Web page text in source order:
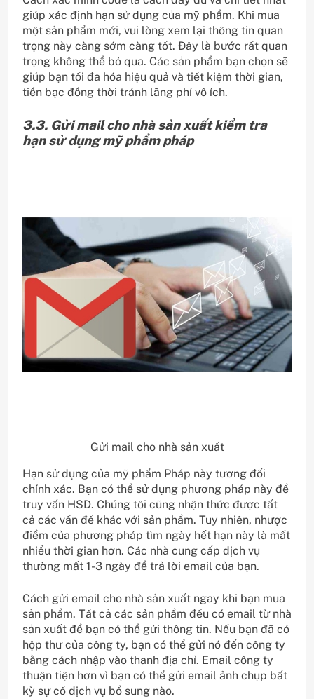
giúp xác định hạn sử dụng của mỹ phẩm. Khi mua
một sản phẩm mới, vui lòng xem lại thông tin quan
trọng này càng sớm càng tốt. Đây là bước rất quan
trọng không thể bỏ qua. Các sản phẩm bạn chọn sẽ
giúp bạn tối đa hóa hiệu quả và tiết kiệm thời gian,
tiền bạc đồng thời tránh lãng phí vô ích.
3.3. Gửi mail cho nhà sản xuất kiểm tra
hạn sử dụng mỹ phẩm pháp
Gửi mail cho nhà sản xuất
Hạn sử dụng của mỹ phẩm Pháp này tương đối
chính xác. Bạn có thể sử dụng phương pháp này để
truy vấn HSD. Chúng tôi cũng nhận thức được tất
cả các vấn đề khác với sản phẩm. Tuy nhiên, nhược
điểm của phương pháp tìm ngày hết hạn này là mất
nhiều thời gian hơn. Các nhà cung cấp dịch vụ
thường mất 1-3 ngày để trả lời email của bạn.
Cách gửi email cho nhà sản xuất ngay khi bạn mua
sản phẩm. Tất cả các sản phẩm đều có email từ nhà
sản xuất để bạn có thể gửi thông tin. Nếu bạn đã có
hộp thư của công ty, bạn có thể gửi nó đến công ty
bằng cách nhập vào thanh địa chỉ. Email công ty
thuận tiện hơn vì bạn có thể gửi email ảnh chụp bất
kỳ sự cố dịch vụ bổ sung nào.